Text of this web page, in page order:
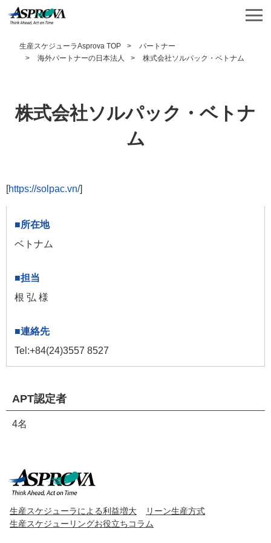
生産スケジューラAsprova TOP
パートナー
海外パートナーの日本法人
株式会社ソルパック・ベトナム
株式会社ソルパック・ベトナ
ム
[https://solpac.vn/]
ベトナム
根 弘 様
Tel:+84(24)3557 8527
APT認定者
4名
生産スケジューラによる利益増大
リーン生産方式
生産スケジューリングお役立ちコラム